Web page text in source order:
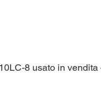
8 usato in